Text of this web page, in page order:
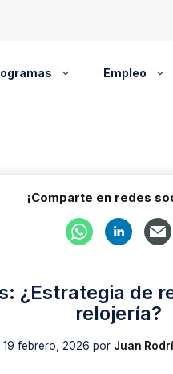
Empleo
¡Comparte en redes
¿Estrategia de
relojería?
19 febrero, 2026 por Juan